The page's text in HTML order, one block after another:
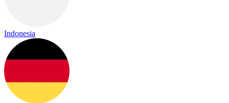
Indonesia